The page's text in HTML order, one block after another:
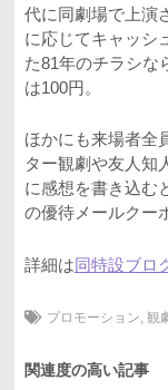
代に同劇場で上演
に応じてキャッシ
た81年のチラシな
は100円。
ほかにも来場者全
ター観劇や友人知
に感想を書き込む
の優待メールクー
詳細は同特設ブロ
プロモーション 観
関連度の高い記事